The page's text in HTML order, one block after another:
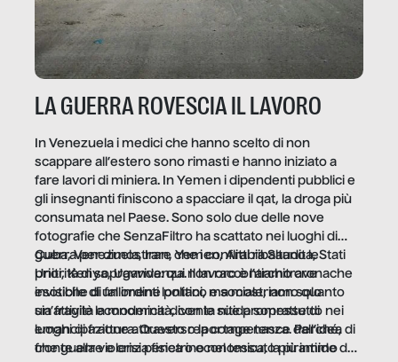
LA GUERRA ROVESCIA IL LAVORO
In Venezuela i medici che hanno scelto di non
scappare all’estero sono rimasti e hanno iniziato a
fare lavori di miniera. In Yemen i dipendenti pubblici e
gli insegnanti finiscono a spacciare il qat, la droga più
consumata nel Paese. Sono solo due delle nove
fotografie che SenzaFiltro ha scattato nei luoghi di
guerra per dimostrare che i conflitti ribaltano le
priorità di sopravvivenza. Il lavoro è l’architrave
invisibile di un ordine politico e sociale, non solo
un’attività economica: diventa nitida soprattutto nei
luoghi di frattura. Questo reportage nasce dall’idea
che guerre e crisi penetrino nel tessuto più intimo
Cuba, Venezuela, Iran, Yemen, Arabia Saudita, Stati
Uniti, Kenya, Uganda: qui non raccontiamo cronache
esotiche di fallimenti lontani, ma mostriamo quanto
sia fragile la modernità, con le sue promesse di
emancipazione attraverso la competenza. Perché, di
fronte alla violenza fisica o economica, la piramide del